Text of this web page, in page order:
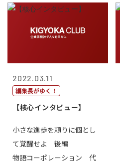
2022.03.11
編集長がゆく！
【核心インタビュー】
小さな進歩を頼りに個とし
て覚醒せよ 後編
物語コーポレーション 代